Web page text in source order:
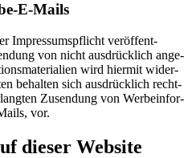
E-Mails
Impres­sums­pflicht ver­öf­fent­
von nicht aus­drück­lich ange­
wird hiermit wider­
behalten sich aus­drück­lich recht­
Zusen­dung von Wer­be­infor­
vor.
dieser Website